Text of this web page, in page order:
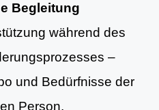
Begleitung
während des
–
und Bedürfnisse der
Person.